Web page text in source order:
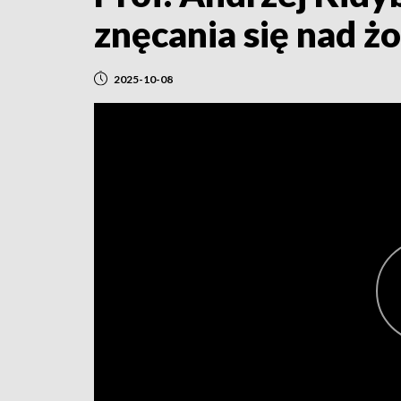
znęcania się nad
2025-10-08